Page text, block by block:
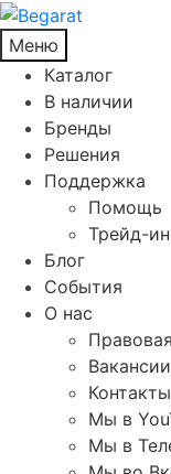
Меню
Каталог
В наличии
Бренды
Решения
Поддержка
Помощь
Трейд-ин
Блог
События
О нас
Контакты
Мы в
Мы в